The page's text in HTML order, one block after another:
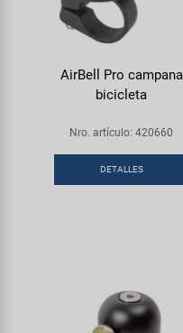
AirBell Pro campana
bicicleta
Nro. artículo: 420660
DETALLES